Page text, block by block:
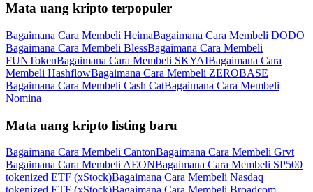
Mata uang kripto terpopuler
Bagaimana Cara Membeli HeimaBagaimana Cara Membeli DODO
Bagaimana Cara Membeli BlessBagaimana Cara Membeli
FUNTokenBagaimana Cara Membeli SKYAIBagaimana Cara
Membeli HashflowBagaimana Cara Membeli ZEROBASE
Bagaimana Cara Membeli Cash CatBagaimana Cara Membeli
Nomina
Mata uang kripto listing baru
Bagaimana Cara Membeli CantonBagaimana Cara Membeli Grvt
Bagaimana Cara Membeli AEONBagaimana Cara Membeli SP500
tokenized ETF (xStock)Bagaimana Cara Membeli Nasdaq